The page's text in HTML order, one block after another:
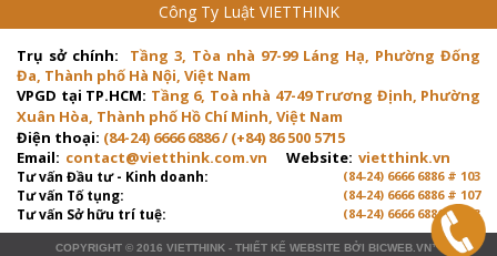
Công Ty Luật VIETTHINK
Trụ sở chính:
Tầng 3, Tòa nhà 97-99 Láng Hạ, Phường Đống
Đa, Thành phố Hà Nội, Việt Nam
VPGD tại TP.HCM: Tầng 6, Toà nhà 47-49 Trương Định, Phường
Xuân Hòa, Thành phố Hồ Chí Minh, Việt Nam
Điện thoại: (84-24) 6666 6886 / (+84) 86 500 5715
Email: contact@vietthink.com.vn Website: vietthink.vn
Tư vấn Đầu tư - Kinh doanh: (84-24) 6666 6886 # 103
Tư vấn Tố tụng: (84-24) 6666 6886 # 107
Tư vấn Sở hữu trí tuệ: (84-24) 6666 6886 # 103
COPYRIGHT © 2016 VIETTHINK - THIẾT KẾ WEBSITE BỞI BICWEB.VN™